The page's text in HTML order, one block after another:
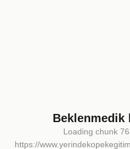
Beklenmedik
Loading chunk
https://